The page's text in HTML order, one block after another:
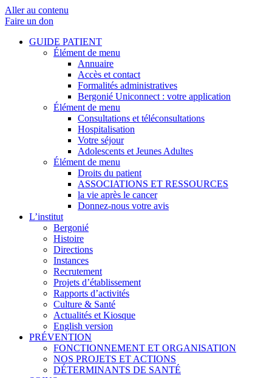
Aller au contenu
Faire un don
GUIDE PATIENT
Élément de menu
Annuaire
Accès et contact
Formalités administratives
Bergonié Uniconnect : votre application
Élément de menu
Consultations et téléconsultations
Hospitalisation
Votre séjour
Adolescents et Jeunes Adultes
Élément de menu
Droits du patient
ASSOCIATIONS ET RESSOURCES
la vie après le cancer
Donnez-nous votre avis
L’institut
Bergonié
Histoire
Directions
Instances
Recrutement
Projets d’établissement
Rapports d’activités
Culture & Santé
Actualités et Kiosque
English version
PRÉVENTION
FONCTIONNEMENT ET ORGANISATION
NOS PROJETS ET ACTIONS
DÉTERMINANTS DE SANTÉ